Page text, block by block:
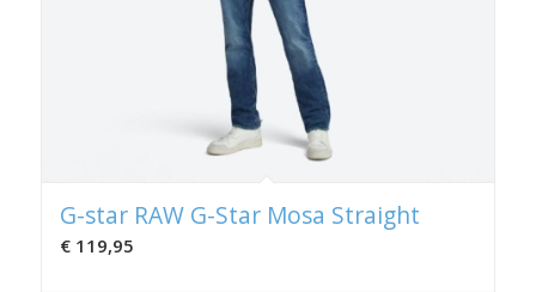
G-star RAW G-Star Mosa Straight
€119,95